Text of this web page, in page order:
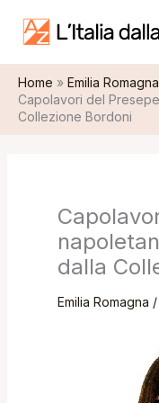
contenuto
Home
Emilia Romagna
Capolavori del
Collezione Bordoni
dalla
Emilia Romagna /
c
h
i